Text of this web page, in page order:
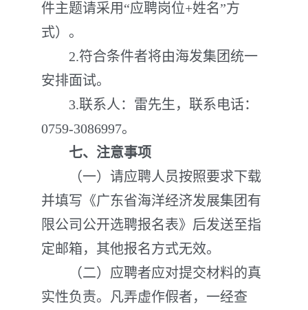
件主题请采用“应聘岗位+姓名”方
式）。
2.符合条件者将由海发集团统一
安排面试。
3.联系人：雷先生，联系电话：
0759-3086997。
七、注意事项
（一）请应聘人员按照要求下载
并填写《广东省海洋经济发展集团有
限公司公开选聘报名表》后发送至指
定邮箱，其他报名方式无效。
（二）应聘者应对提交材料的真
实性负责。凡弄虚作假者，一经查